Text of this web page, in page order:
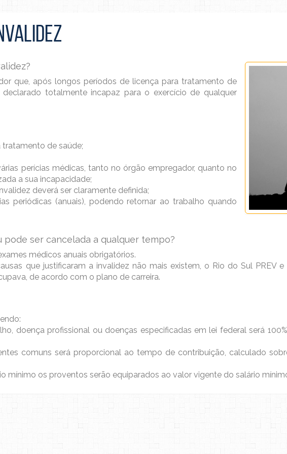
que, após longos períodos de licença para tratamento de
totalmente incapaz para o exercício de qualquer
tratamento de saúde;
perícias médicas, tanto no órgão empregador, quanto no
a sua incapacidade;
deverá ser claramente definida;
periódicas (anuais), podendo retornar ao trabalho quando
pode ser cancelada a qualquer tempo?
médicos anuais obrigatórios.
que justificaram a invalidez não mais existem, o Rio do Sul
de acordo com o plano de carreira.
doença profissional ou doenças especificadas em lei federal será
comuns será proporcional ao tempo de contribuição, calculado
mínimo os proventos serão equiparados ao valor vigente do salário